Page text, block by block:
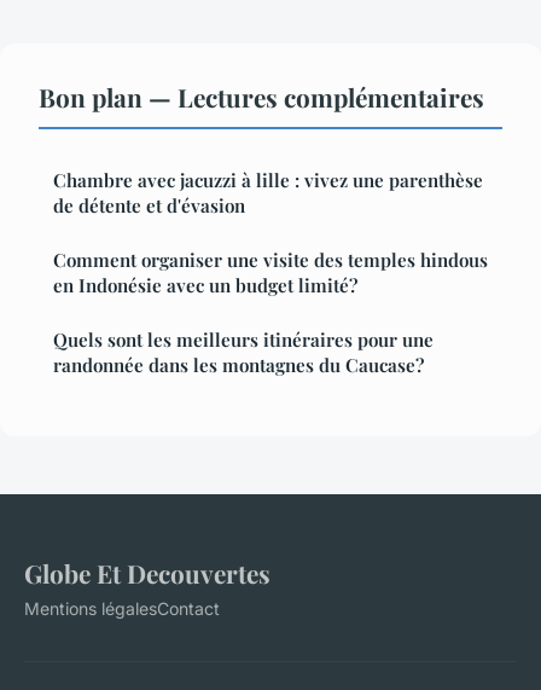
Bon plan — Lectures complémentaires
Chambre avec jacuzzi à lille : vivez une parenthèse
de détente et d'évasion
Comment organiser une visite des temples hindous
en Indonésie avec un budget limité?
Quels sont les meilleurs itinéraires pour une
randonnée dans les montagnes du Caucase?
Globe Et Decouvertes
Mentions légalesContact